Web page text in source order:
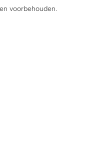
voorbehouden.